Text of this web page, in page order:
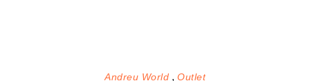
Andreu World Outlet